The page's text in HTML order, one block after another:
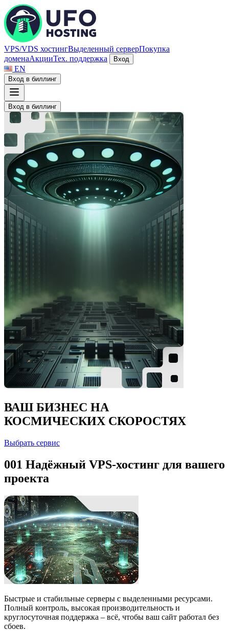
VPS/VDS хостингВыделенный серверПокупка
доменаАкцииТех. поддержка Вход
EN
Вход в биллинг
Вход в биллинг
ВАШ БИЗНЕС НА
КОСМИЧЕСКИХ СКОРОСТЯХ
Выбрать сервис
001 Надёжный VPS-хостинг для вашего
проекта
Быстрые и стабильные серверы с выделенными ресурсами.
Полный контроль, высокая производительность и
круглосуточная поддержка – всё, чтобы ваш сайт работал без
сбоев.